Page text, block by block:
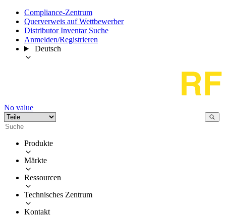
Compliance-Zentrum
Querverweis auf Wettbewerber
Distributor Inventar Suche
Anmelden/Registrieren
Deutsch
No value
Produkte
Märkte
Ressourcen
Technisches Zentrum
Kontakt